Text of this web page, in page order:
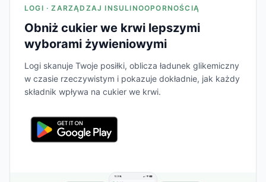
LOGI · ZARZĄDZAJ INSULINOOPORNOŚCIĄ
Obniż cukier we krwi lepszymi
wyborami żywieniowymi
Logi skanuje Twoje posiłki, oblicza ładunek glikemiczny
w czasie rzeczywistym i pokazuje dokładnie, jak każdy
składnik wpływa na cukier we krwi.